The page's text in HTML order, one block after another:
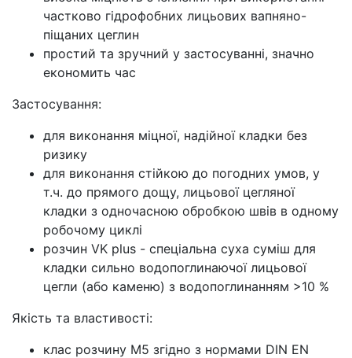
частково гідрофобних лицьових вапняно-
піщаних цеглин
простий та зручний у застосуванні, значно
економить час
Застосування:
для виконання міцної, надійної кладки без
ризику
для виконання стійкою до погодних умов, у
т.ч. до прямого дощу, лицьової цегляної
кладки з одночасною обробкою швів в одному
робочому циклі
розчин VK plus - спеціальна суха суміш для
кладки сильно водопоглинаючої лицьової
цегли (або каменю) з водопоглинанням >10 %
Якість та властивості:
клас розчину М5 згідно з нормами DIN EN